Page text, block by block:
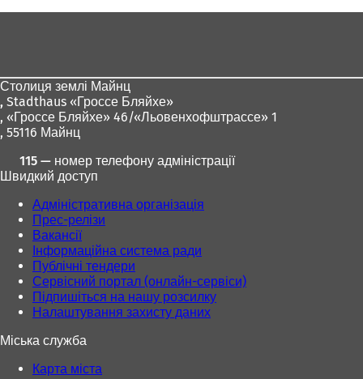
Столиця землі Майнц
, Stadthaus «Гроссе Бляйхе»
, «Гроссе Бляйхе» 46/«Льовенхофштрассе» 1
, 55116 Майнц
115 — номер телефону адміністрації
Швидкий доступ
Адміністративна організація
Прес-релізи
Вакансії
Інформаційна система ради
Публічні тендери
Сервісний портал (онлайн-сервіси)
Підпишіться на нашу розсилку
Налаштування захисту даних
Міська служба
Карта міста